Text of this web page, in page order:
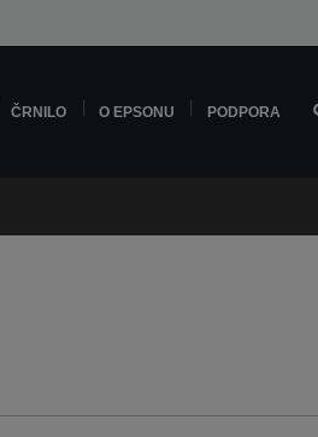
ČRNILO O EPSONU PODPORA